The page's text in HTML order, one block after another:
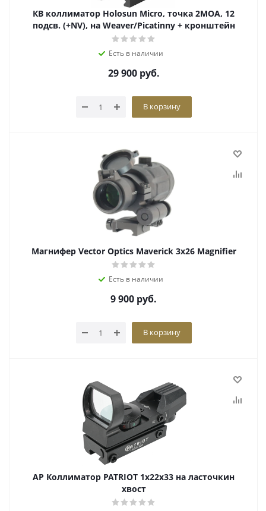
КВ коллиматор Holosun Micro, точка 2MOA, 12
подсв. (+NV), на Weaver/Picatinny + кронштейн
Есть в наличии
29 900руб.
В корзину
Магнифер Vector Optics Maverick 3x26 Magnifier
Есть в наличии
9 900 руб.
В корзину
АР Коллиматор PATRIOT 1x22x33 на ласточкин
хвост